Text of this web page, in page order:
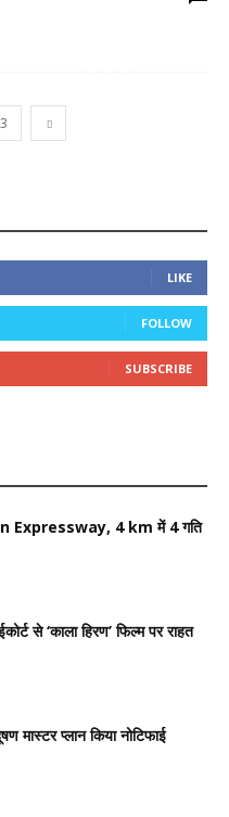
3
LIKE
FOLLOW
SUBSCRIBE
Expressway, 4 km में 4 गति
से ‘काला हिरण’ फिल्म पर राहत
मास्टर प्लान किया नोटिफाई